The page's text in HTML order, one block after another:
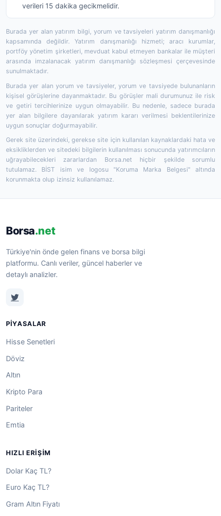
verileri 15 dakika gecikmelidir.
Burada yer alan yatırım bilgi, yorum ve tavsiyeleri yatırım danışmanlığı
kapsamında değildir. Yatırım danışmanlığı hizmeti; aracı kurumlar,
portföy yönetim şirketleri, mevduat kabul etmeyen bankalar ile müşteri
arasında imzalanacak yatırım danışmanlığı sözleşmesi çerçevesinde
sunulmaktadır.
Burada yer alan yorum ve tavsiyeler, yorum ve tavsiyede bulunanların
kişisel görüşlerine dayanmaktadır. Bu görüşler mali durumunuz ile risk
ve getiri tercihlerinize uygun olmayabilir. Bu nedenle, sadece burada
yer alan bilgilere dayanılarak yatırım kararı verilmesi beklentilerinize
uygun sonuçlar doğurmayabilir.
Gerek site üzerindeki, gerekse site için kullanılan kaynaklardaki hata ve
eksikliklerden ve sitedeki bilgilerin kullanılması sonucunda yatırımcıların
uğrayabilecekleri zararlardan Borsa.net hiçbir şekilde sorumlu
tutulamaz. BİST isim ve logosu "Koruma Marka Belgesi" altında
korunmakta olup izinsiz kullanılamaz.
Borsa.net
Türkiye'nin önde gelen finans ve borsa bilgi
platformu. Canlı veriler, güncel haberler ve
detaylı analizler.
PIYASALAR
Hisse Senetleri
Döviz
Altın
Kripto Para
Pariteler
Emtia
HIZLI ERIŞIM
Dolar Kaç TL?
Euro Kaç TL?
Gram Altın Fiyatı